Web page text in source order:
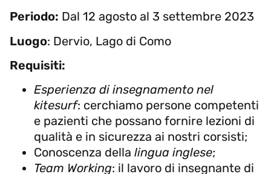
Periodo: Dal 12 agosto al 3 settembre 2023
Luogo: Dervio, Lago di Como
Requisiti:
Esperienza di insegnamento nel
kitesurf: cerchiamo persone competenti
e pazienti che possano fornire lezioni di
qualità e in sicurezza ai nostri corsisti;
Conoscenza della lingua inglese;
Team Working: il lavoro di insegnante di